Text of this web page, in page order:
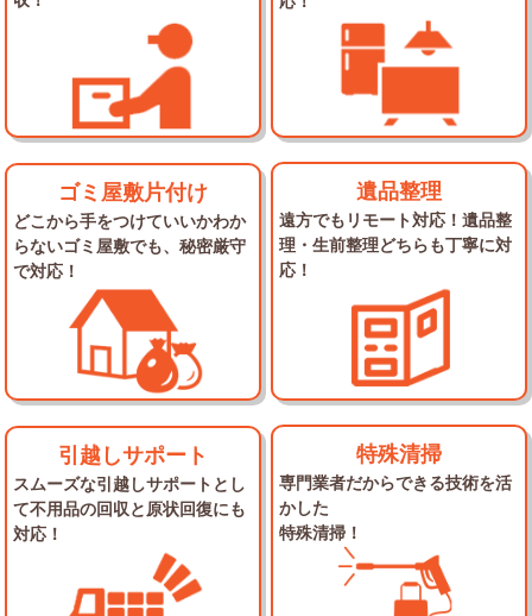
ゴミ屋敷片付け
どこから手をつけていいかわか
らないゴミ屋敷でも、秘密厳守
で対応！
遺品整理
遠方でもリモート対応！遺品整
理・生前整理どちらも丁寧に対
応！
引越しサポート
スムーズな引越しサポートとし
て不用品の回収と原状回復にも
対応！
特殊清掃
専門業者だからできる技術を活
かした
特殊清掃！